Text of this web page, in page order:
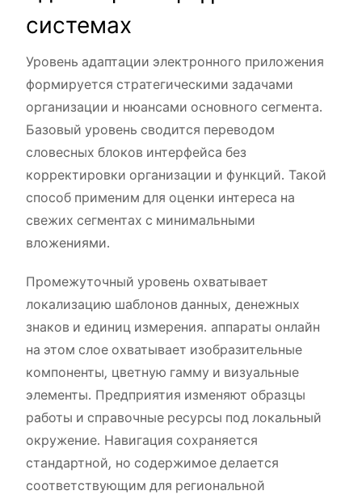
системах
Уровень адаптации электронного приложения
формируется стратегическими задачами
организации и нюансами основного сегмента.
Базовый уровень сводится переводом
словесных блоков интерфейса без
корректировки организации и функций. Такой
способ применим для оценки интереса на
свежих сегментах с минимальными
вложениями.
Промежуточный уровень охватывает
локализацию шаблонов данных, денежных
знаков и единиц измерения. аппараты онлайн
на этом слое охватывает изобразительные
компоненты, цветную гамму и визуальные
элементы. Предприятия изменяют образцы
работы и справочные ресурсы под локальный
окружение. Навигация сохраняется
стандартной, но содержимое делается
соответствующим для региональной